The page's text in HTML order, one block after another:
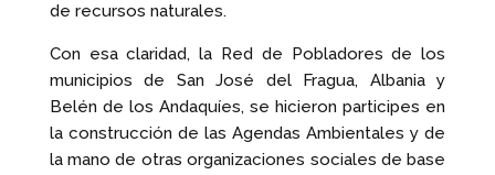
de recursos naturales.
Con esa claridad, la Red de Pobladores de los
municipios de San José del Fragua, Albania y
Belén de los Andaquíes, se hicieron participes en
la construcción de las Agendas Ambientales y de
la mano de otras organizaciones sociales de base